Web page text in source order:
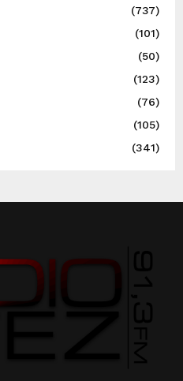
(737)
(101)
(50)
(123)
(76)
(105)
(341)